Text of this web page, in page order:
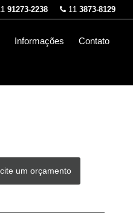
11 3873-8129
91273-2238
Informações Contato
um orçamento